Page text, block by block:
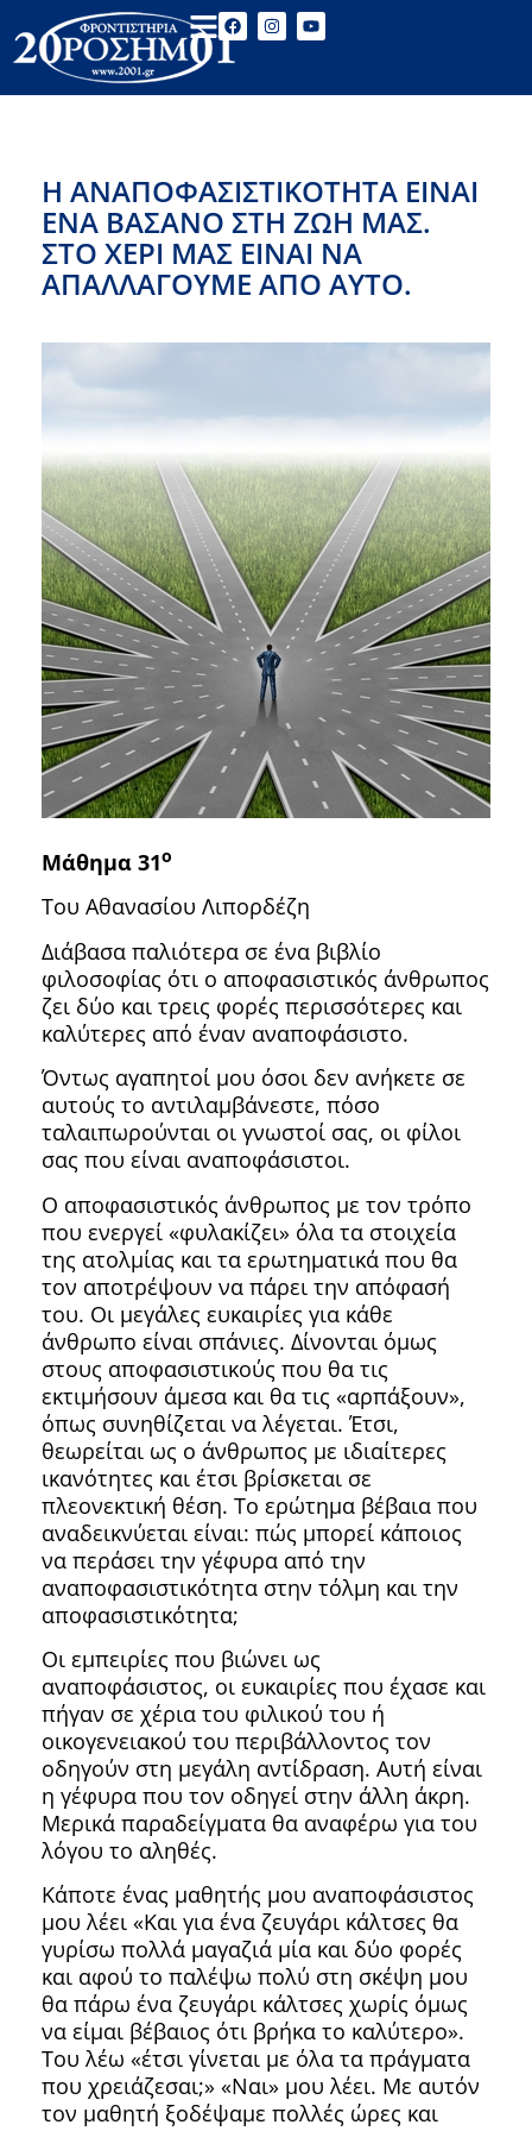
Η ΑΝΑΠΟΦΑΣΙΣΤΙΚΟΤΗΤΑ ΕΙΝΑΙ
ΕΝΑ ΒΑΣΑΝΟ ΣΤΗ ΖΩΗ ΜΑΣ.
ΣΤΟ ΧΕΡΙ ΜΑΣ ΕΙΝΑΙ ΝΑ
ΑΠΑΛΛΑΓΟΥΜΕ ΑΠΟ ΑΥΤΟ.
Μάθημα 31ο
Του Αθανασίου Λιπορδέζη
Διάβασα παλιότερα σε ένα βιβλίο
φιλοσοφίας ότι ο αποφασιστικός άνθρωπος
ζει δύο και τρεις φορές περισσότερες και
καλύτερες από έναν αναποφάσιστο.
Όντως αγαπητοί μου όσοι δεν ανήκετε σε
αυτούς το αντιλαμβάνεστε, πόσο
ταλαιπωρούνται οι γνωστοί σας, οι φίλοι
σας που είναι αναποφάσιστοι.
Ο αποφασιστικός άνθρωπος με τον τρόπο
που ενεργεί «φυλακίζει» όλα τα στοιχεία
της ατολμίας και τα ερωτηματικά που θα
τον αποτρέψουν να πάρει την απόφασή
του. Οι μεγάλες ευκαιρίες για κάθε
άνθρωπο είναι σπάνιες. Δίνονται όμως
στους αποφασιστικούς που θα τις
εκτιμήσουν άμεσα και θα τις «αρπάξουν»,
όπως συνηθίζεται να λέγεται. Έτσι,
θεωρείται ως ο άνθρωπος με ιδιαίτερες
ικανότητες και έτσι βρίσκεται σε
πλεονεκτική θέση. Το ερώτημα βέβαια που
αναδεικνύεται είναι: πώς μπορεί κάποιος
να περάσει την γέφυρα από την
αναποφασιστικότητα στην τόλμη και την
αποφασιστικότητα;
Οι εμπειρίες που βιώνει ως
αναποφάσιστος, οι ευκαιρίες που έχασε και
πήγαν σε χέρια του φιλικού του ή
οικογενειακού του περιβάλλοντος τον
οδηγούν στη μεγάλη αντίδραση. Αυτή είναι
η γέφυρα που τον οδηγεί στην άλλη άκρη.
Μερικά παραδείγματα θα αναφέρω για του
λόγου το αληθές.
Κάποτε ένας μαθητής μου αναποφάσιστος
μου λέει «Και για ένα ζευγάρι κάλτσες θα
γυρίσω πολλά μαγαζιά μία και δύο φορές
και αφού το παλέψω πολύ στη σκέψη μου
θα πάρω ένα ζευγάρι κάλτσες χωρίς όμως
να είμαι βέβαιος ότι βρήκα το καλύτερο».
Του λέω «έτσι γίνεται με όλα τα πράγματα
που χρειάζεσαι;» «Ναι» μου λέει. Με αυτόν
τον μαθητή ξοδέψαμε πολλές ώρες και